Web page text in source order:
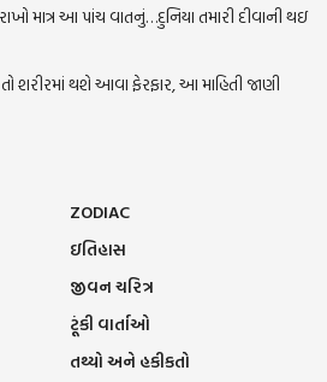
માત્ર આ પાંચ વાતનું…દુનિયા તમારી દીવાની થઇ
શરીરમાં થશે આવા ફેરફાર, આ માહિતી જાણી
ZODIAC
ઇતિહાસ
જીવન ચરિત્ર
ટૂંકી વાર્તાઓ
તથ્યો અને હકીકતો